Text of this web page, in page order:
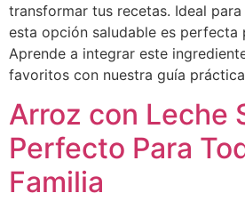
transformar tus recetas. Ideal
esta opción saludable es perfecta
Aprende a integrar este
favoritos con nuestra guía
Arroz con Leche
Perfecto Para
Familia